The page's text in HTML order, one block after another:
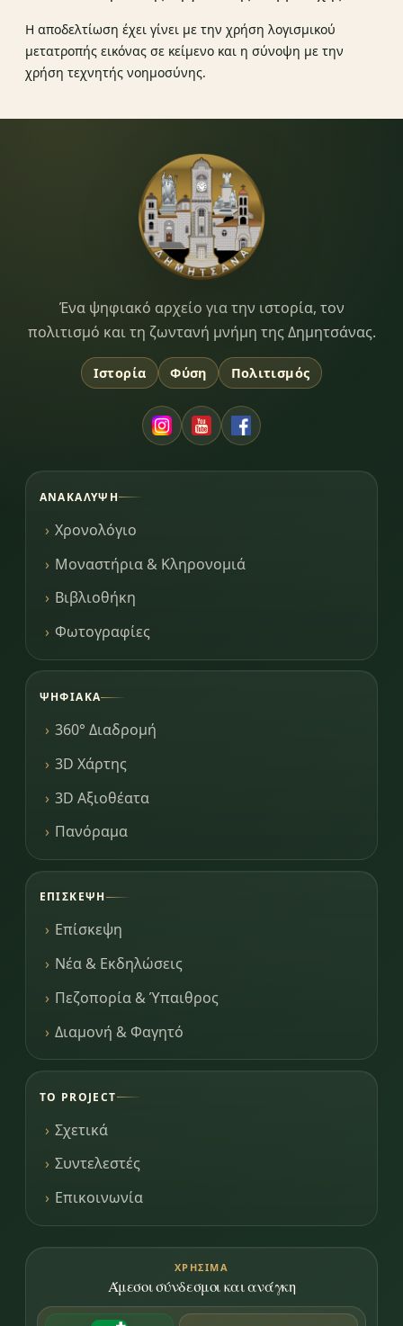
Η αποδελτίωση έχει γίνει με την χρήση λογισμικού
μετατροπής εικόνας σε κείμενο και η σύνοψη με την
χρήση τεχνητής νοημοσύνης.
Dimitsana.gr
Ένα ψηφιακό αρχείο για την ιστορία, τον
πολιτισμό και τη ζωντανή μνήμη της Δημητσάνας.
Ιστορία Φύση Πολιτισμός
ΑΝΑΚΆΛΥΨΗ
Χρονολόγιο
Μοναστήρια & Κληρονομιά
Βιβλιοθήκη
Φωτογραφίες
ΨΗΦΙΑΚΆ
360° Διαδρομή
3D Χάρτης
3D Αξιοθέατα
Πανόραμα
ΕΠΊΣΚΕΨΗ
Επίσκεψη
Νέα & Εκδηλώσεις
Πεζοπορία & Ύπαιθρος
Διαμονή & Φαγητό
ΤΟ PROJECT
Σχετικά
Συντελεστές
Επικοινωνία
ΧΡΉΣΙΜΑ
Άμεσοι σύνδεσμοι και ανάγκη